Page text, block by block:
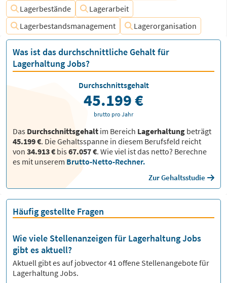
Lagerbestände
Lagerarbeit
Lagerbestandsmanagement
Lagerorganisation
Was ist das durchschnittliche Gehalt für
Lagerhaltung Jobs?
Das Durchschnittsgehalt im Bereich Lagerhaltung beträgt
45.199 €. Die Gehaltsspanne in diesem Berufsfeld reicht
von 34.913 € bis67.057 €. Wie viel ist das netto? Berechne
es mit unserem Brutto-Netto-Rechner.
Zur Gehaltsstudie
Durchschnittsgehalt
45.199 €
brutto pro Jahr
Häufig gestellte Fragen
Wie viele Stellenanzeigen für Lagerhaltung Jobs
gibt es aktuell?
Aktuell gibt es auf jobvector41 offene Stellenangebote für
Lagerhaltung Jobs.